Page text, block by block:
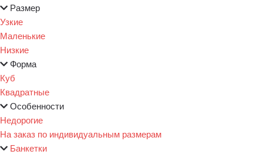
Размер
Узкие
Маленькие
Низкие
Форма
Куб
Квадратные
Особенности
Недорогие
На заказ по индивидуальным размерам
Банкетки